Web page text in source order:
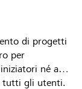
di progetti
per
né ai
tutti gli utenti.